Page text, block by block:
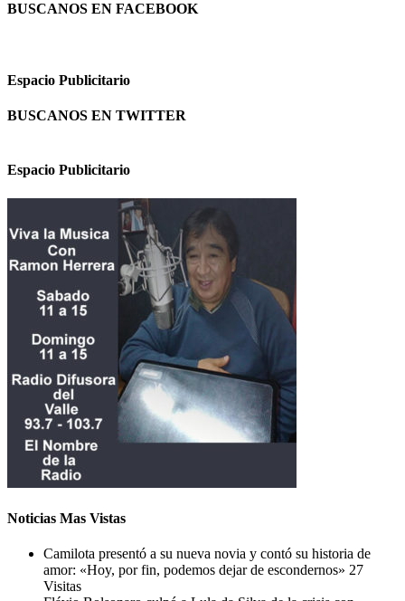
BUSCANOS EN FACEBOOK
Espacio Publicitario
BUSCANOS EN TWITTER
Espacio Publicitario
Noticias Mas Vistas
Camilota presentó a su nueva novia y contó su historia de
amor: «Hoy, por fin, podemos dejar de escondernos» 27
Visitas